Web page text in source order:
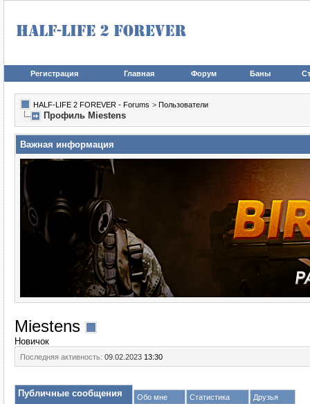
Регистрация Главная Форум Баны
HALF-LIFE 2 FOREVER - Forums > Пользователи
Профиль Miestens
Важная информация
Miestens
Новичок
Последняя активность: 09.02.2023 13:30
Публичные сообщения Обо мне Статистика Друзья